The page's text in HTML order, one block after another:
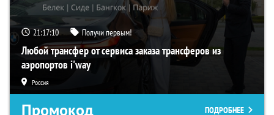
21:17:09 Получи первым!
Любой трансфер от сервиса заказа трансферов из
аэропортов i'way
Россия
Промокод ПОДРОБНЕЕ